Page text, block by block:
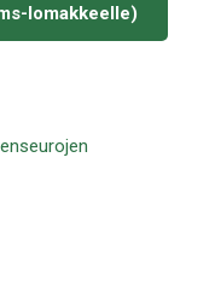
lomakkeelle)